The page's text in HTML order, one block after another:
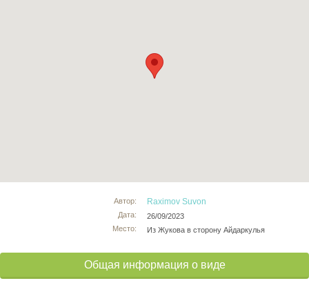
Автор:
Дата:
Место:
Raximov Suvon
26/09/2023
Из Жукова в сторону Айдаркулья
Общая информация о виде